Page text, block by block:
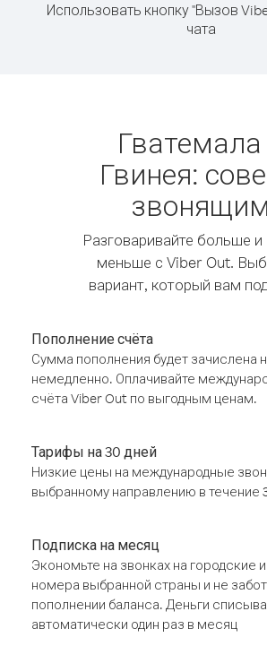
Использовать кнопку "Вызов
чата
Гватемала
Гвинея:
звонящим
Разговаривайте больше и
меньше с Viber Out.
вариант, который вам
Пополнение счёта
Сумма пополнения будет зачислена
немедленно. Оплачивайте
счёта Viber Out по выгодным ценам.
Тарифы на 30 дней
Низкие цены на международные
выбранному направлению в течение
Подписка на месяц
Экономьте на звонках на городские
номера выбранной страны и не
пополнении баланса. Деньги
автоматически один раз в месяц